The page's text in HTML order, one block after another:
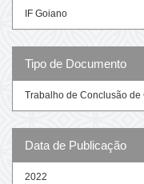
IF Goiano
Tipo de Documento
Trabalho de Conclusão de
Data de Publicação
2022